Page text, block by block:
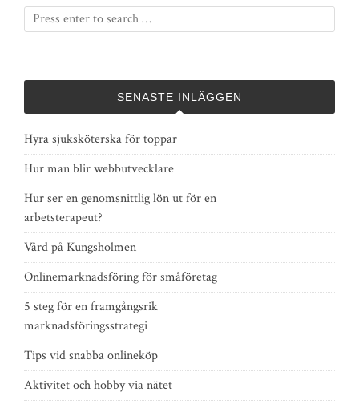
SENASTE INLÄGGEN
Hyra sjuksköterska för toppar
Hur man blir webbutvecklare
Hur ser en genomsnittlig lön ut för en
arbetsterapeut?
Vård på Kungsholmen
Onlinemarknadsföring för småföretag
5 steg för en framgångsrik
marknadsföringsstrategi
Tips vid snabba onlineköp
Aktivitet och hobby via nätet